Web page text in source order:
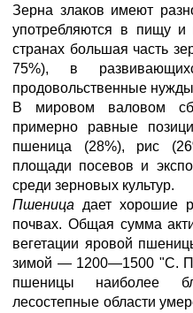
Зерна злаков имеют
употребляются в пищу и
странах большая часть
75%), в
продовольственные
В мировом валовом
примерно равные
пшеница (28%), рис
площади посевов и
среди зерновых культур.
Пшеница дает хорошие
почвах. Общая сумма
вегетации яровой
зимой — 1200—1500 "С.
пшеницы наиболее
лесостепные области